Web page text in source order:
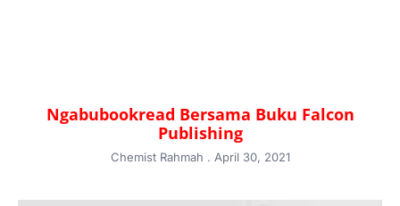
Ngabubookread Bersama Buku Falcon
Publishing
Chemist Rahmah April 30, 2021